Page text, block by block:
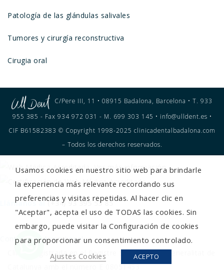
Patología de las glándulas salivales
Tumores y cirurgía reconstructiva
Cirugia oral
C/Pere III, 11 • 08915 Badalona, Barcelona • T. 933
955 385 - Fax 934 972 031 - M. 699 303 145 • info@ulldent.es •
CIF B61582383 © Copyright 1998-2025 clinicadentalbadalona.com
– Todos los derechos reservados.
Llámanos al(+34) 93 395 53 85
Contacto
Aviso Legal
Clínica registrada en el Registre Sanitari de la Generalitat de
Catalunya amb el número E 08051453
Usamos cookies en nuestro sitio web para brindarle
la experiencia más relevante recordando sus
preferencias y visitas repetidas. Al hacer clic en
"Aceptar", acepta el uso de TODAS las cookies. Sin
embargo, puede visitar la Configuración de cookies
para proporcionar un consentimiento controlado.
Ajustes Cookies
ACEPTO